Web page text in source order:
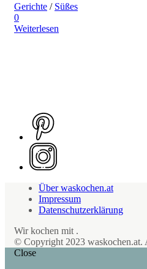
Gerichte / Süßes
0
Weiterlesen
Über waskochen.at
Impressum
Datenschutzerklärung
Wir kochen mit .
© Copyright 2023 waskochen.at.
Close